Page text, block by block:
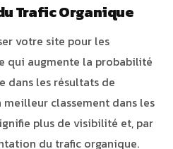
Trafic Organique
votre site pour les
qui augmente la probabilité
dans les résultats de
classement dans les
plus de visibilité et, par
du trafic organique.